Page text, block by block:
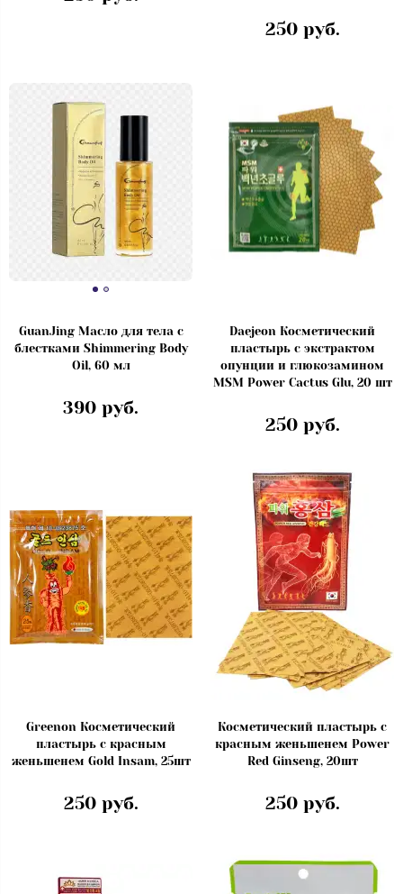
250 руб.
GuanJing Масло для тела с
блестками Shimmering Body
Oil, 60 мл
390 руб.
Daejeon Косметический
пластырь с экстрактом
опунции и глюкозамином
MSM Power Cactus Glu, 20 шт
250 руб.
Greenon Косметический
пластырь с красным
женьшенем Gold Insam, 25шт
250 руб.
Косметический пластырь с
красным женьшенем Power
Red Ginseng, 20шт
250 руб.